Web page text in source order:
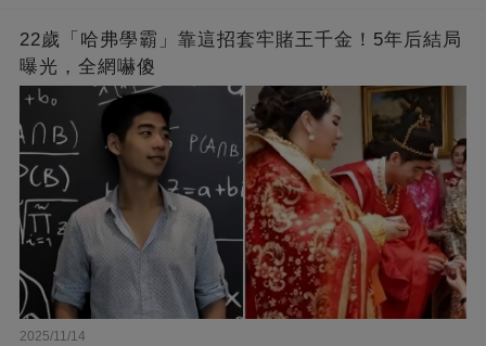
22歲「哈弗學霸」靠這招套牢賭王千金！5年后結局
曝光，全網嚇傻
2025/11/14